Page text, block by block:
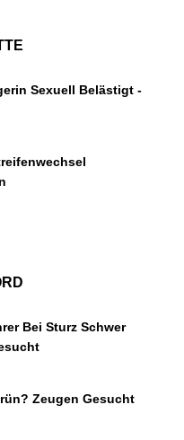
Sexuell Belästigt -
Bei Sturz Schwer
Zeugen Gesucht